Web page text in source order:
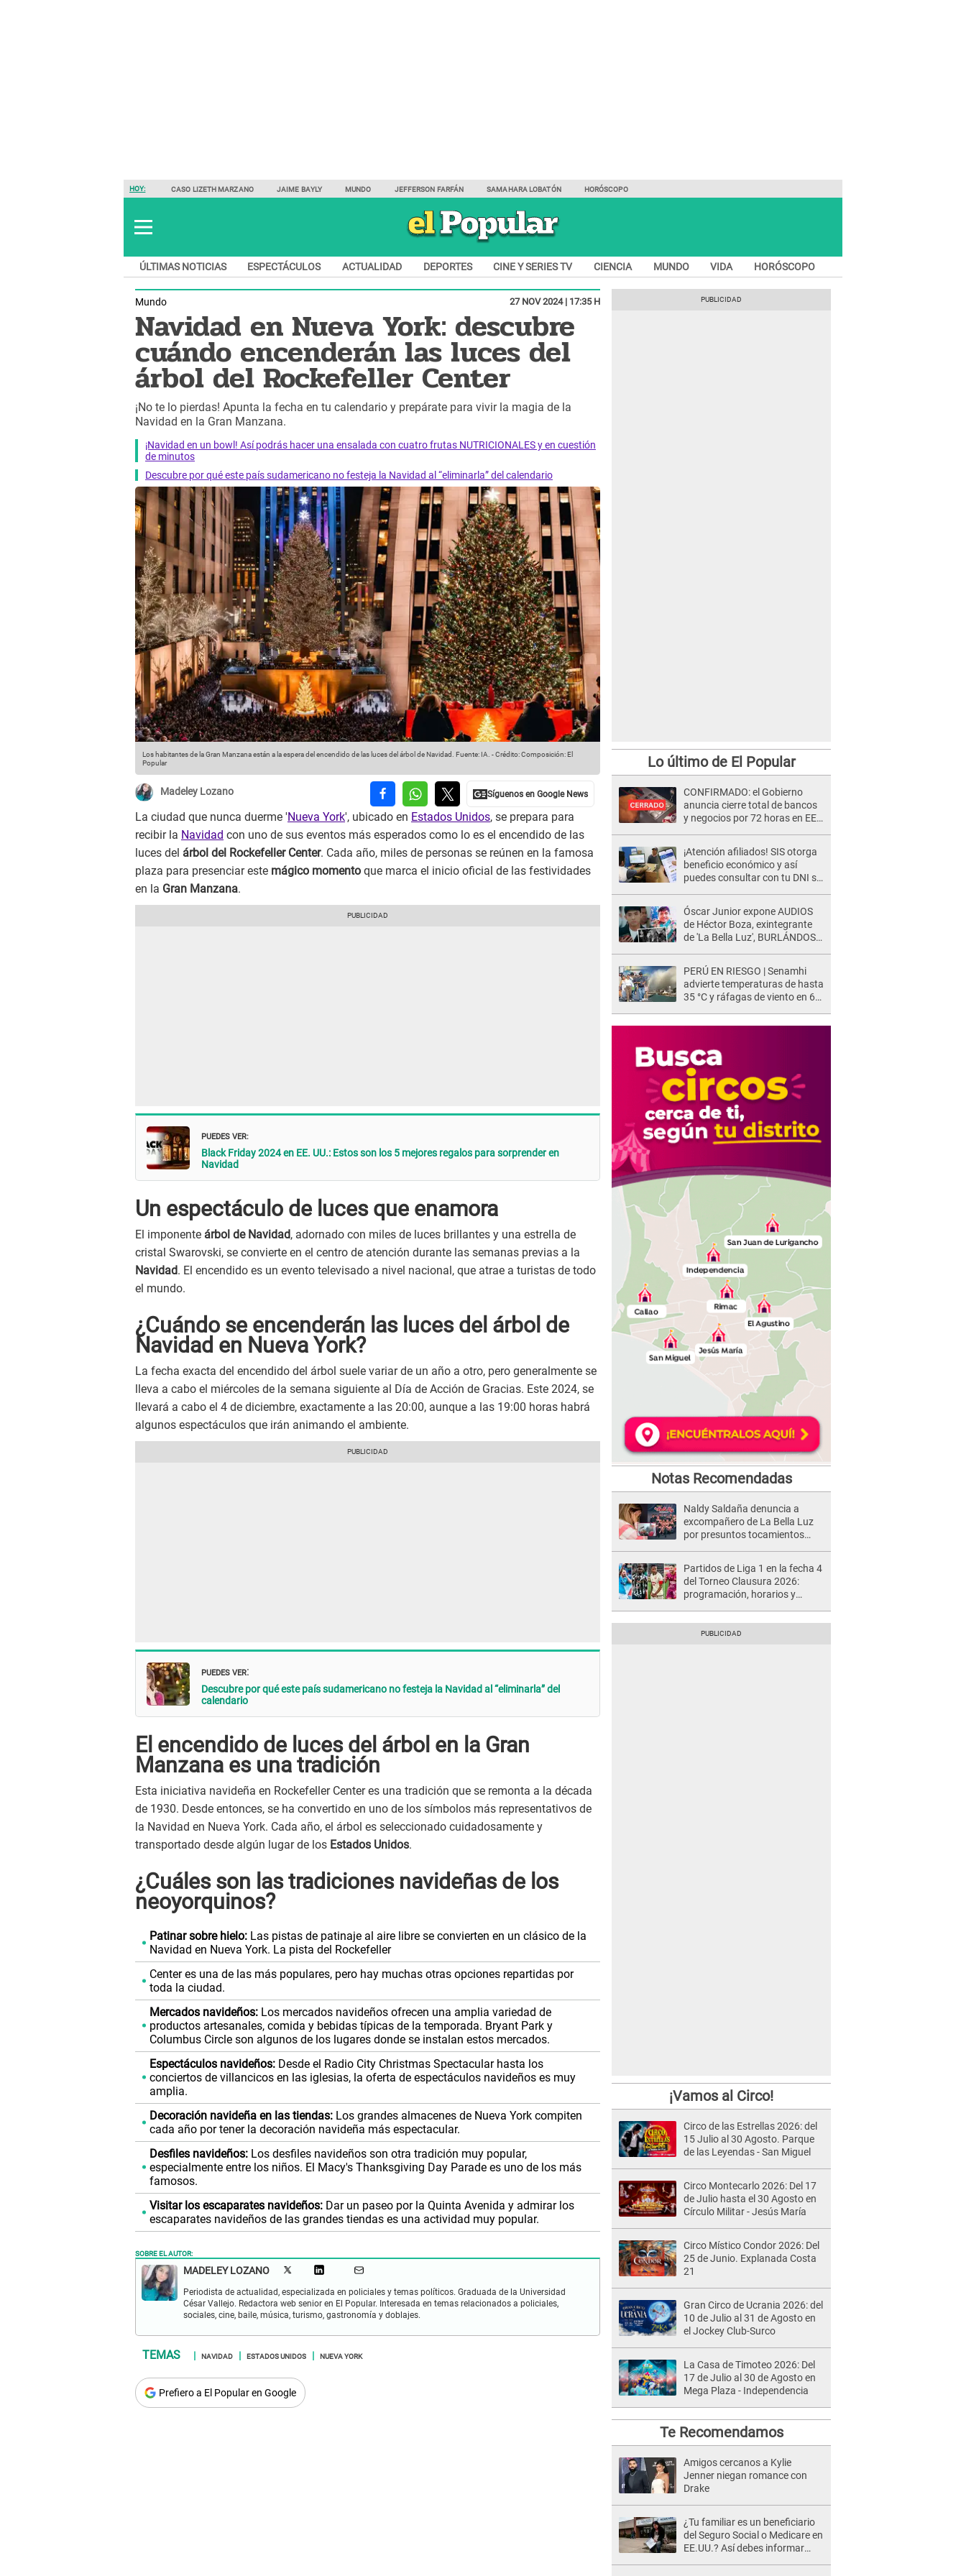
HOY: CASO LIZETH MARZANO JAIME BAYLY MUNDO JEFFERSON FARFÁN SAMAHARA LOBATÓN HORÓSCOPO
ÚLTIMAS NOTICIAS ESPECTÁCULOS ACTUALIDAD DEPORTES CINE Y SERIES TV CIENCIA MUNDO VIDA HORÓSCOPO
Mundo 27 NOV 2024 | 17:35 H
Navidad en Nueva York: descubre
cuándo encenderán las luces del
árbol del Rockefeller Center
¡No te lo pierdas! Apunta la fecha en tu calendario y prepárate para vivir la magia de la
Navidad en la Gran Manzana.
¡Navidad en un bowl! Así podrás hacer una ensalada con cuatro frutas NUTRICIONALES y en cuestión
de minutos
Descubre por qué este país sudamericano no festeja la Navidad al “eliminarla” del calendario
Los habitantes de la Gran Manzana están a la espera del encendido de las luces del árbol de Navidad. Fuente: IA. -Crédito: Composición: El
Popular
Madeley Lozano
La ciudad que nunca duerme 'Nueva York', ubicado en Estados Unidos, se prepara para
recibir la Navidad con uno de sus eventos más esperados como lo es el encendido de las
luces del árbol del Rockefeller Center. Cada año, miles de personas se reúnen en la famosa
plaza para presenciar este mágico momento que marca el inicio oficial de las festividades
en la Gran Manzana.
PUEDES VER:
Black Friday 2024 en EE. UU.: Estos son los 5 mejores regalos para sorprender en
Navidad
Un espectáculo de luces que enamora
El imponente árbol de Navidad, adornado con miles de luces brillantes y una estrella de
cristal Swarovski, se convierte en el centro de atención durante las semanas previas a la
Navidad. El encendido es un evento televisado a nivel nacional, que atrae a turistas de todo
el mundo.
¿Cuándo se encenderán las luces del árbol de
Navidad en Nueva York?
La fecha exacta del encendido del árbol suele variar de un año a otro, pero generalmente se
lleva a cabo el miércoles de la semana siguiente al Día de Acción de Gracias. Este 2024, se
llevará a cabo el 4 de diciembre, exactamente a las 20:00, aunque a las 19:00 horas habrá
algunos espectáculos que irán animando el ambiente.
PUEDES VER:
Descubre por qué este país sudamericano no festeja la Navidad al “eliminarla” del
calendario
El encendido de luces del árbol en la Gran
Manzana es una tradición
Esta iniciativa navideña en Rockefeller Center es una tradición que se remonta a la década
de 1930. Desde entonces, se ha convertido en uno de los símbolos más representativos de
la Navidad en Nueva York. Cada año, el árbol es seleccionado cuidadosamente y
transportado desde algún lugar de los Estados Unidos.
¿Cuáles son las tradiciones navideñas de los
neoyorquinos?
Patinar sobre hielo: Las pistas de patinaje al aire libre se convierten en un clásico de la
Navidad en Nueva York. La pista del Rockefeller
Center es una de las más populares, pero hay muchas otras opciones repartidas por
toda la ciudad.
Mercados navideños: Los mercados navideños ofrecen una amplia variedad de
productos artesanales, comida y bebidas típicas de la temporada. Bryant Park y
Columbus Circle son algunos de los lugares donde se instalan estos mercados.
Espectáculos navideños: Desde el Radio City Christmas Spectacular hasta los
conciertos de villancicos en las iglesias, la oferta de espectáculos navideños es muy
amplia.
Decoración navideña en las tiendas: Los grandes almacenes de Nueva York compiten
cada año por tener la decoración navideña más espectacular.
Desfiles navideños: Los desfiles navideños son otra tradición muy popular,
especialmente entre los niños. El Macy's Thanksgiving Day Parade es uno de los más
famosos.
Visitar los escaparates navideños: Dar un paseo por la Quinta Avenida y admirar los
escaparates navideños de las grandes tiendas es una actividad muy popular.
SOBRE EL AUTOR:
MADELEY LOZANO
Periodista de actualidad, especializada en policiales y temas políticos. Graduada de la Universidad
César Vallejo. Redactora web senior en El Popular. Interesada en temas relacionados a policiales,
sociales, cine, baile, música, turismo, gastronomía y doblajes.
NAVIDAD ESTADOS UNIDOS NUEVA YORK
Prefiero a El Popular en Google
Lo último de El Popular
CONFIRMADO: el Gobierno
anuncia cierre total de bancos
y negocios por 72 horas en EE.
¡Atención afiliados! SIS otorga
beneficio económico y así
puedes consultar con tu DNI si
Óscar Junior expone AUDIOS
de Héctor Boza, exintegrante
de 'La Bella Luz', BURLÁNDOSE
de maltrato: "Grábame..."
PERÚ EN RIESGO | Senamhi
advierte temperaturas de hasta
35 °C y ráfagas de viento en 6
Notas Recomendadas
Naldy Saldaña denuncia a
excompañero de La Bella Luz
por presuntos tocamientos
Partidos de Liga 1 en la fecha 4
del Torneo Clausura 2026:
programación, horarios y
¡Vamos al Circo!
Circo de las Estrellas 2026: del
15 Julio al 30 Agosto. Parque
de las Leyendas - San Miguel
Circo Montecarlo 2026: Del 17
de Julio hasta el 30 Agosto en
Círculo Militar - Jesús María
Circo Místico Condor 2026: Del
25 de Junio. Explanada Costa
21
Gran Circo de Ucrania 2026: del
10 de Julio al 31 de Agosto en
el Jockey Club-Surco
La Casa de Timoteo 2026: Del
17 de Julio al 30 de Agosto en
Mega Plaza - Independencia
Te Recomendamos
Amigos cercanos a Kylie
Jenner niegan romance con
Drake
¿Tu familiar es un beneficiario
del Seguro Social o Medicare en
EE.UU.? Así debes informar